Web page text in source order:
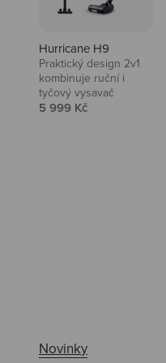
Hurricane H9
Praktický design 2v1
kombinuje ruční i
tyčový vysavač
Prodejní cena
5 999 Kč